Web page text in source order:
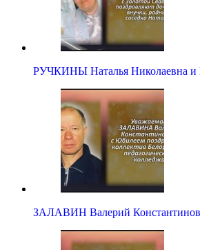
РУЧКИНЫ Наталья Николаевна и
ЗАЛАВИН Валерий